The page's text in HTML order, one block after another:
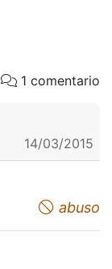
1 comentario
14/03/2015
abuso